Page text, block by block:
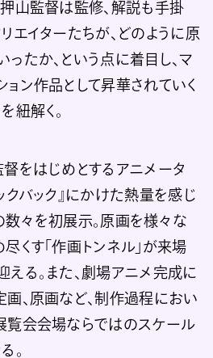
山監督は監修、解説も手掛
エイターたちが、どのように原
たか、という点に着目し、マ
ン作品として昇華されていく
紐解く。
をはじめとするアニメータ
クバック』にかけた熱量を感じ
々を初展示。原画を様々な
くす「作画トンネル」が来場
る。また、劇場アニメ完成に
、原画など、制作過程におい
覧会会場ならではのスケール
。